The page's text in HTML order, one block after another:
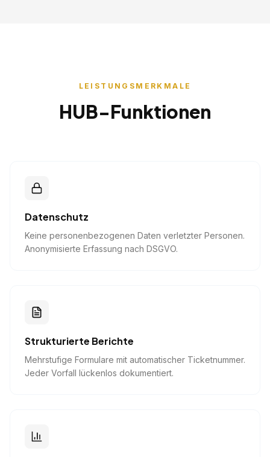
LEISTUNGSMERKMALE
HUB-Funktionen
Datenschutz
Keine personenbezogenen Daten verletzter Personen.
Anonymisierte Erfassung nach DSGVO.
Strukturierte Berichte
Mehrstufige Formulare mit automatischer Ticketnummer.
Jeder Vorfall lückenlos dokumentiert.